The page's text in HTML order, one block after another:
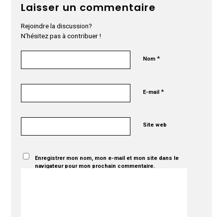
Laisser un commentaire
Rejoindre la discussion?
N’hésitez pas à contribuer !
Nom*
E-mail*
Site web
Enregistrer mon nom, mon e-mail et mon site dans le
navigateur pour mon prochain commentaire.